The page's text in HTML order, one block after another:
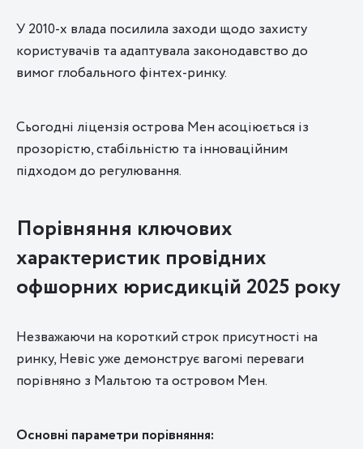
У 2010-х влада посилила заходи щодо захисту
користувачів та адаптувала законодавство до
вимог глобального фінтех-ринку.
Сьогодні ліцензія острова Мен асоціюється із
прозорістю, стабільністю та інноваційним
підходом до регулювання.
Порівняння ключових
характеристик провідних
офшорних юрисдикцій 2025 року
Незважаючи на короткий строк присутності на
ринку, Невіс уже демонструє вагомі переваги
порівняно з Мальтою та островом Мен.
Основні параметри порівняння: